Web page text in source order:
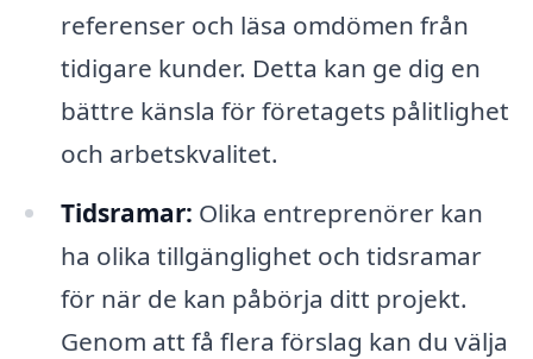
referenser och läsa omdömen från
tidigare kunder. Detta kan ge dig en
bättre känsla för företagets pålitlighet
och arbetskvalitet.
Tidsramar: Olika entreprenörer kan
ha olika tillgänglighet och tidsramar
för när de kan påbörja ditt projekt.
Genom att få flera förslag kan du välja